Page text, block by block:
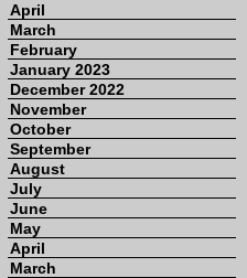
April
March
February
January 2023
December 2022
November
October
September
August
July
June
May
April
March